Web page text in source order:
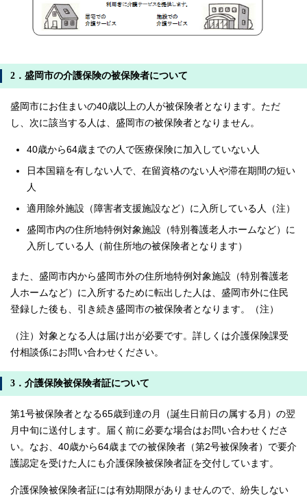
2．盛岡市の介護保険の被保険者について
盛岡市にお住まいの40歳以上の人が被保険者となります。ただ
し、次に該当する人は、盛岡市の被保険者となりません。
40歳から64歳までの人で医療保険に加入していない人
日本国籍を有しない人で、在留資格のない人や滞在期間の短い
人
適用除外施設（障害者支援施設など）に入所している人（注）
盛岡市内の住所地特例対象施設（特別養護老人ホームなど）に
入所している人（前住所地の被保険者となります）
また、盛岡市内から盛岡市外の住所地特例対象施設（特別養護老
人ホームなど）に入所するために転出した人は、盛岡市外に住民
登録した後も、引き続き盛岡市の被保険者となります。（注）
（注）対象となる人は届け出が必要です。詳しくは介護保険課受
付相談係にお問い合わせください。
3．介護保険被保険者証について
第1号被保険者となる65歳到達の月（誕生日前日の属する月）の翌
月中旬に送付します。届く前に必要な場合はお問い合わせくださ
い。なお、40歳から64歳までの被保険者（第2号被保険者）で要介
護認定を受けた人にも介護保険被保険者証を交付しています。
介護保険被保険者証には有効期限がありませんので、紛失しない